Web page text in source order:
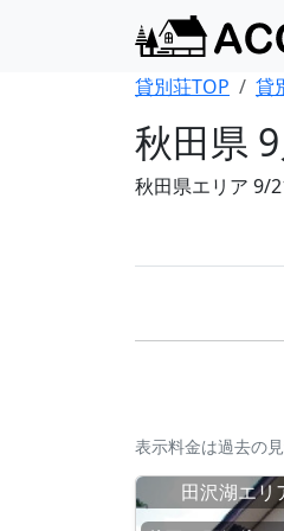
貸別荘TOP
貸
秋田県
秋田県エリア 9/
表示料金は過去の
田沢湖エリ